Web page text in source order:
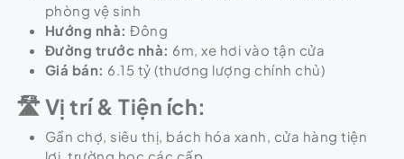
phòng vệ sinh
Hướng nhà: Đông
Đường trước nhà: 6m, xe hơi vào tận cửa
Giá bán: 6.15 tỷ (thương lượng chính chủ)
🛣 Vị trí & Tiện ích:
Gần chợ, siêu thị, bách hóa xanh, cửa hàng tiện